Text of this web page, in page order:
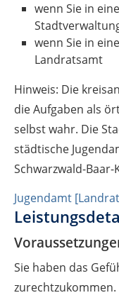
wenn Sie in
wenn Sie in
Landratsamt
Hinweis: Die
die Aufgaben als
selbst wahr. Die
städtische
Schwarzwald-
Jugendamt
Sie haben das
zurechtzukommen.